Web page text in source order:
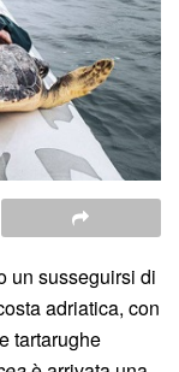
un susseguirsi di
adriatica, con
tartarughe